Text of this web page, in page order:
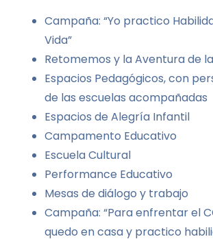
Campaña: “Yo practico
Vida”
Retomemos y la Aventura de
Espacios Pedagógicos, con
de las escuelas acompañadas
Espacios de Alegría Infantil
Campamento Educativo
Escuela Cultural
Performance Educativo
Mesas de diálogo y trabajo
Campaña: “Para enfrentar el
quedo en casa y practico